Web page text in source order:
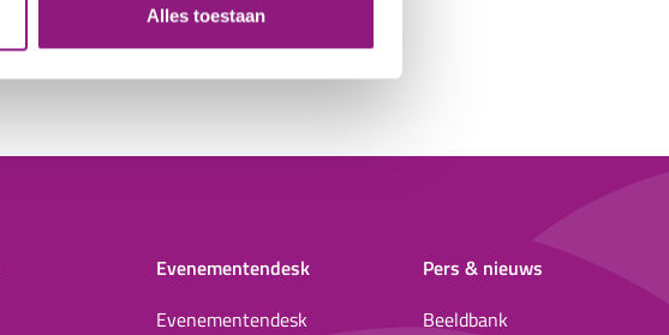
Alles toestaan
Evenementendesk
Evenementendesk
Pers & nieuws
Beeldbank